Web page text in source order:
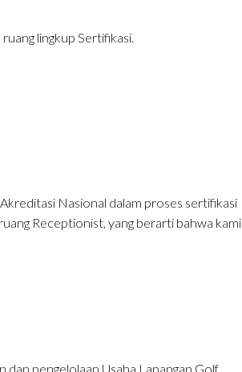
lingkup Sertifikasi.
Nasional dalam proses sertifikasi
Receptionist, yang berarti bahwa kami
pengelolaan Usaha Lapangan Golf.